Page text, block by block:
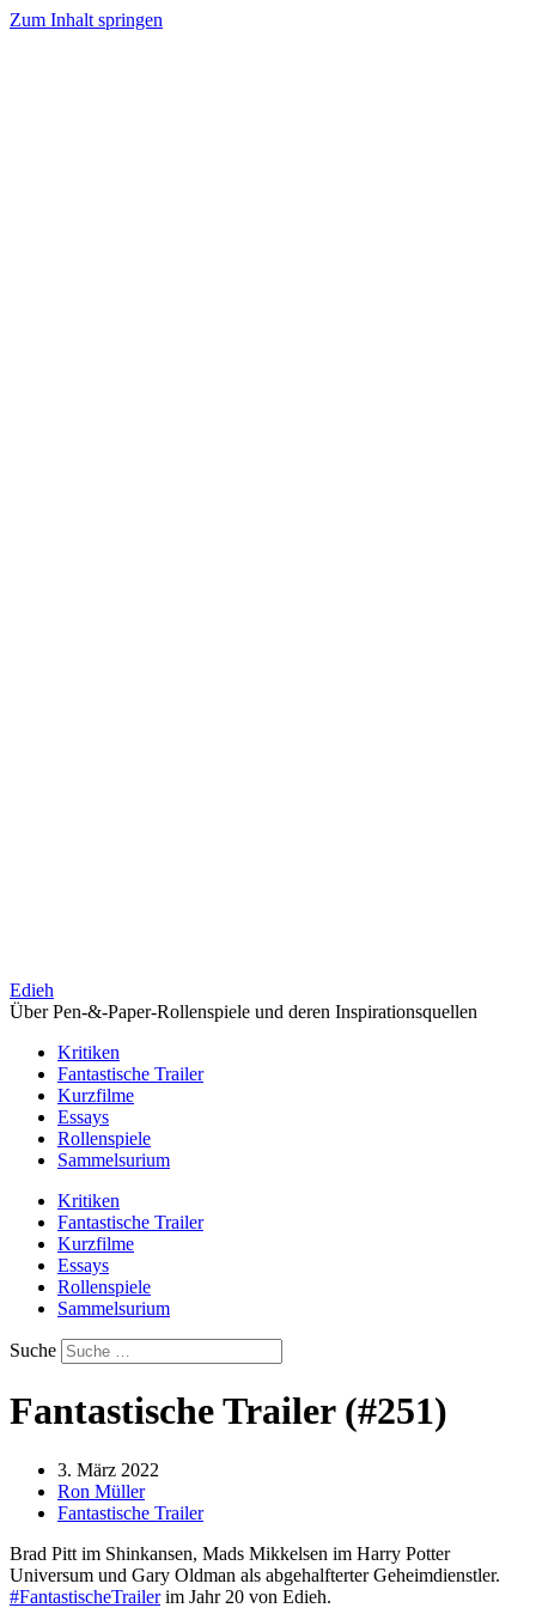
Zum Inhalt springen
Edieh
Über Pen-&-Paper-Rollenspiele und deren Inspirationsquellen
Kritiken
Fantastische Trailer
Kurzfilme
Essays
Rollenspiele
Sammelsurium
Kritiken
Fantastische Trailer
Kurzfilme
Essays
Rollenspiele
Sammelsurium
Suche
Fantastische Trailer (#251)
3. März 2022
Ron Müller
Fantastische Trailer
Brad Pitt im Shinkansen, Mads Mikkelsen im Harry Potter
Universum und Gary Oldman als abgehalfterter Geheimdienstler.
#FantastischeTrailerim Jahr 20 von Edieh.